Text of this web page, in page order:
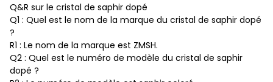
Q&R sur le cristal de saphir dopé
Q1 : Quel est le nom de la marque du cristal de saphir dopé
?
R1 : Le nom de la marque est ZMSH.
Q2 : Quel est le numéro de modèle du cristal de saphir
dopé ?